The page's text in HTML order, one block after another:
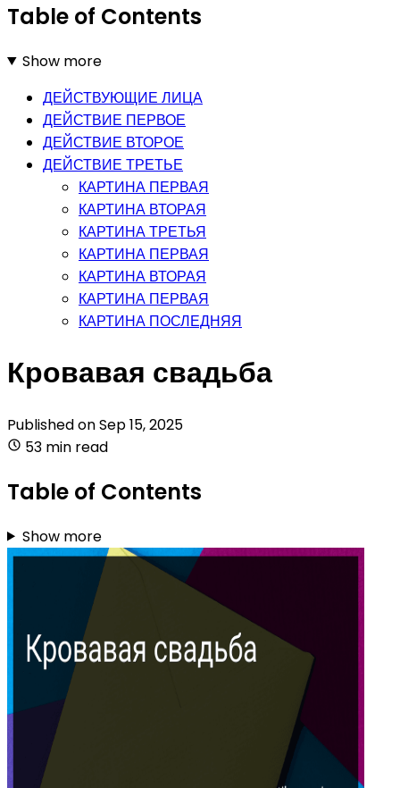
Table of Contents
Show more
ДЕЙСТВУЮЩИЕ ЛИЦА
ДЕЙСТВИЕ ПЕРВОЕ
ДЕЙСТВИЕ ВТОРОЕ
ДЕЙСТВИЕ ТРЕТЬЕ
КАРТИНА ПЕРВАЯ
КАРТИНА ВТОРАЯ
КАРТИНА ТРЕТЬЯ
КАРТИНА ПЕРВАЯ
КАРТИНА ВТОРАЯ
КАРТИНА ПЕРВАЯ
КАРТИНА ПОСЛЕДНЯЯ
Кровавая свадьба
Published onSep 15, 2025
53 min read
Table of Contents
Show more